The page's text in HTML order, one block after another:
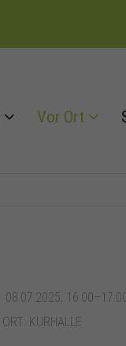
Vor Ort
08.07.2025,
ORT: KURHALLE